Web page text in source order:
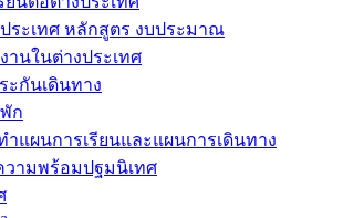
ระเทศ หลักสูตร งบประมาณ
านในต่างประเทศ
ะกันเดินทาง
ก
ำแผนการเรียนและแผนการเดินทาง
วามพร้อมปฐมนิเทศ